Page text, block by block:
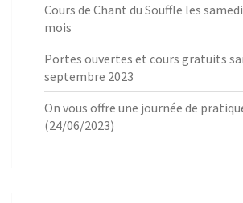
Cours de Chant du Souffle les
mois
Portes ouvertes et cours gratuits
septembre 2023
On vous offre une journée de
(24/06/2023)